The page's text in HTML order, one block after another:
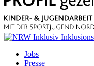
Jobs
Presse